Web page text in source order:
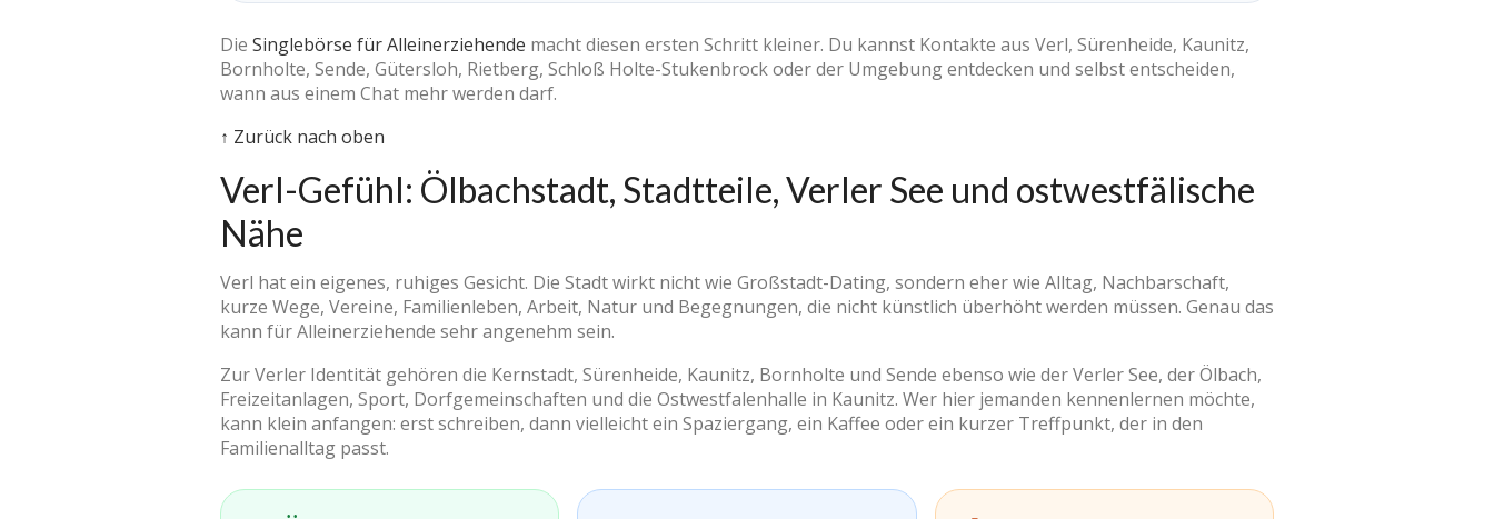
Die Singlebörse für Alleinerziehende macht diesen ersten Schritt kleiner. Du kannst Kontakte aus Verl, Sürenheide, Kaunitz,
Bornholte, Sende, Gütersloh, Rietberg, Schloß Holte-Stukenbrock oder der Umgebung entdecken und selbst entscheiden,
wann aus einem Chat mehr werden darf.
↑ Zurück nach oben
Verl-Gefühl: Ölbachstadt, Stadtteile, Verler See und ostwestfälische
Nähe
Verl hat ein eigenes, ruhiges Gesicht. Die Stadt wirkt nicht wie Großstadt-Dating, sondern eher wie Alltag, Nachbarschaft,
kurze Wege, Vereine, Familienleben, Arbeit, Natur und Begegnungen, die nicht künstlich überhöht werden müssen. Genau das
kann für Alleinerziehende sehr angenehm sein.
Zur Verler Identität gehören die Kernstadt, Sürenheide, Kaunitz, Bornholte und Sende ebenso wie der Verler See, der Ölbach,
Freizeitanlagen, Sport, Dorfgemeinschaften und die Ostwestfalenhalle in Kaunitz. Wer hier jemanden kennenlernen möchte,
kann klein anfangen: erst schreiben, dann vielleicht ein Spaziergang, ein Kaffee oder ein kurzer Treffpunkt, der in den
Familienalltag passt.